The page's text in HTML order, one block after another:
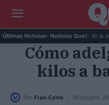
Últimas Noticias- Noticias Que!:
El impactante cambio de look de la
Cómo
kilos a
Por Fran Calvo - 18 octubre,